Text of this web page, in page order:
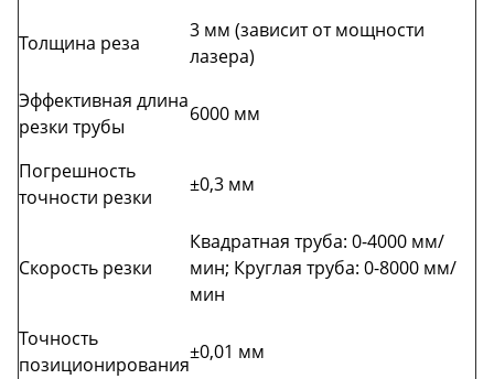
Толщина реза
3 мм (зависит от мощности
лазера)
Эффективная длина
резки трубы
6000 мм
Погрешность
точности резки
±0,3 мм
Скорость резки
Квадратная труба: 0-4000 мм/
мин; Круглая труба: 0-8000 мм/
мин
Точность
позиционирования
±0,01 мм